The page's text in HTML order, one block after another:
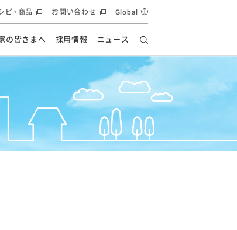
施設） オフィシャルブログ
献
統合報告書
イノベーションストーリー
の皆さまへ
統合報告書
採用情報 ニュース
ピ・商品 お問い合わせ Global